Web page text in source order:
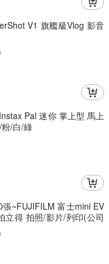
V1 旗艦級Vlog 影音
Pal 迷你 掌上型 馬上
/白/綠
~FUJIFILM 富士mini EV
立得 拍照/影片/列印(公司